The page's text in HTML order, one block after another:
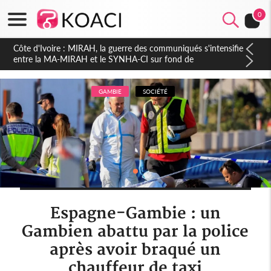
0
GAMBIE SOCIÉTÉ
Espagne-Gambie : un
Gambien abattu par la police
après avoir braqué un